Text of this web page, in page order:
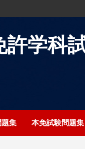
許学科
集 本免試験問題集